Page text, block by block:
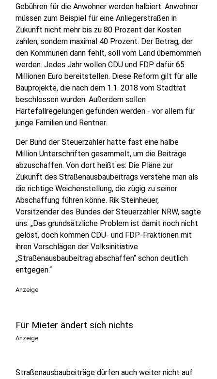
Gebühren für die Anwohner werden halbiert. Anwohner
müssen zum Beispiel für eine Anliegerstraßen in
Zukunft nicht mehr bis zu 80 Prozent der Kosten
zahlen, sondern maximal 40 Prozent. Der Betrag, der
den Kommunen dann fehlt, soll vom Land übernommen
werden. Jedes Jahr wollen CDU und FDP dafür 65
Millionen Euro bereitstellen. Diese Reform gilt für alle
Bauprojekte, die nach dem 1.1. 2018 vom Stadtrat
beschlossen wurden. Außerdem sollen
Härtefallregelungen gefunden werden - vor allem für
junge Familien und Rentner.
Der Bund der Steuerzahler hatte fast eine halbe
Million Unterschriften gesammelt, um die Beiträge
abzuschaffen. Von dort heißt es: Die Pläne zur
Zukunft des Straßenausbaubeitrags verstehe man als
die richtige Weichenstellung, die zügig zu seiner
Abschaffung führen könne. Rik Steinheuer,
Vorsitzender des Bundes der Steuerzahler NRW, sagte
uns: „Das grundsätzliche Problem ist damit noch nicht
gelöst, doch kommen CDU- und FDP-Fraktionen mit
ihren Vorschlägen der Volksinitiative
„Straßenausbaubeitrag abschaffen“ schon deutlich
entgegen.“
Anzeige
Für Mieter ändert sich nichts
Anzeige
Straßenausbaubeiträge dürfen auch weiter nicht auf